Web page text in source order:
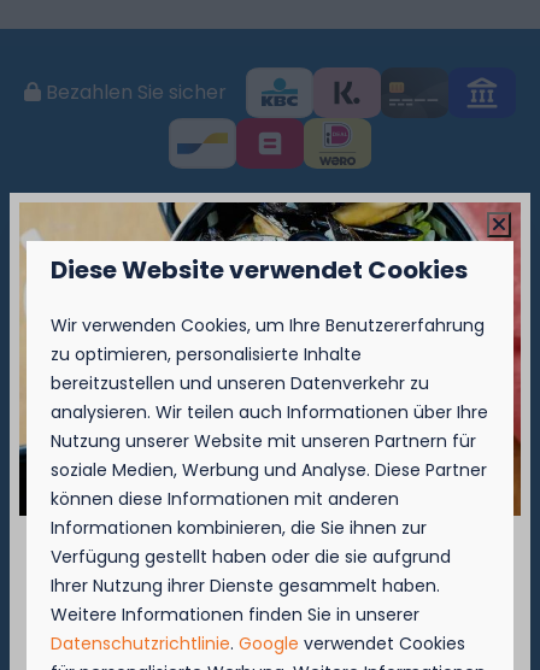
Bezahlen Sie sicher
▷ Camping Nieuwpoort
Brugsesteenweg 49 B
8620 Nieuwpoort
+32 (0)58-23 60 37
nieuwpoort@kompascamping.be
▷ Camping Westende
Rue de Basseville 141 B
8434 Westende
+32 (0)58-22 30 25
✉️westende@kompascamping.be
September = Muschelmonat!
Genießen Sie vom 1. bis zum 29. September 50
Diese Website verwendet Cookies
Wir verwenden Cookies, um Ihre Benutzererfahrung
zu optimieren, personalisierte Inhalte
bereitzustellen und unseren Datenverkehr zu
analysieren. Wir teilen auch Informationen über Ihre
Nutzung unserer Website mit unseren Partnern für
soziale Medien, Werbung und Analyse. Diese Partner
können diese Informationen mit anderen
Informationen kombinieren, die Sie ihnen zur
Verfügung gestellt haben oder die sie aufgrund
Ihrer Nutzung ihrer Dienste gesammelt haben.
Weitere Informationen finden Sie in unserer
Datenschutzrichtlinie.Google verwendet Cookies